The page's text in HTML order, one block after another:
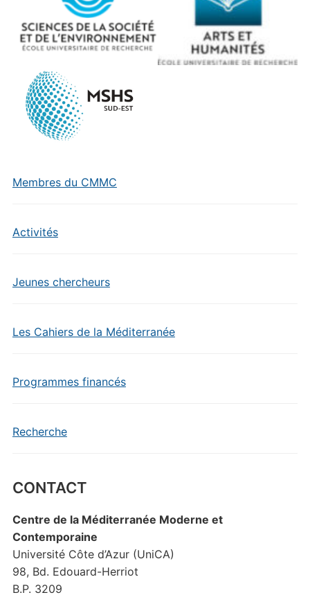
Membres du CMMC
Activités
Jeunes chercheurs
Les Cahiers de la Méditerranée
Programmes financés
Recherche
CONTACT
Centre de la Méditerranée Moderne et
Contemporaine
Université Côte d’Azur (UniCA)
98, Bd. Edouard-Herriot
B.P. 3209